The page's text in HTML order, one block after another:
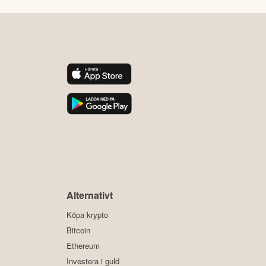
Alternativt
Köpa krypto
Bitcoin
Ethereum
Investera i guld